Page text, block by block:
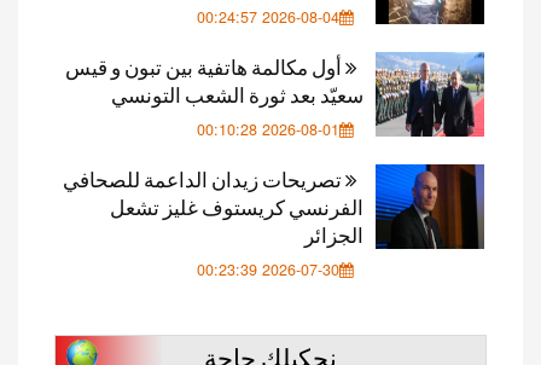
2026-08-04 00:24:57
أول مكالمة هاتفية بين تبون و قيس
سعيّد بعد ثورة الشعب التونسي
2026-08-01 00:10:28
تصريحات زيدان الداعمة للصحافي
الفرنسي كريستوف غليز تشعل
الجزائر
2026-07-30 00:23:39
نحكيلك حاجة